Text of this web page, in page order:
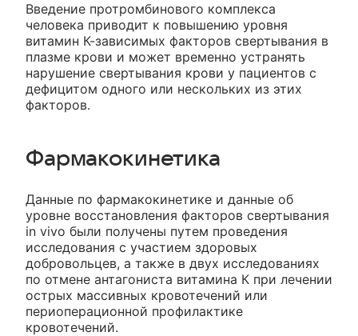
Введение протромбинового комплекса
человека приводит к повышению уровня
витамин К-зависимых факторов свертывания в
плазме крови и может временно устранять
нарушение свертывания крови у пациентов с
дефицитом одного или нескольких из этих
факторов.
Фармакокинетика
Данные по фармакокинетике и данные об
уровне восстановления факторов свертывания
in vivo были получены путем проведения
исследования с участием здоровых
добровольцев, а также в двух исследованиях
по отмене антагониста витамина К при лечении
острых массивных кровотечений или
периоперационной профилактике
кровотечений.